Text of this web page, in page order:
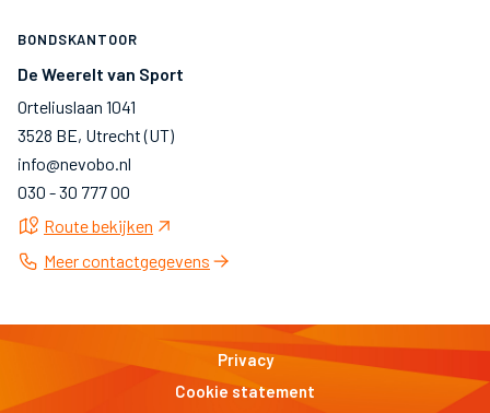
BONDSKANTOOR
De Weerelt van Sport
Orteliuslaan 1041
3528 BE, Utrecht (UT)
info@nevobo.nl
030 - 30 777 00
Route bekijken
Meer contactgegevens
Privacy
Cookie statement